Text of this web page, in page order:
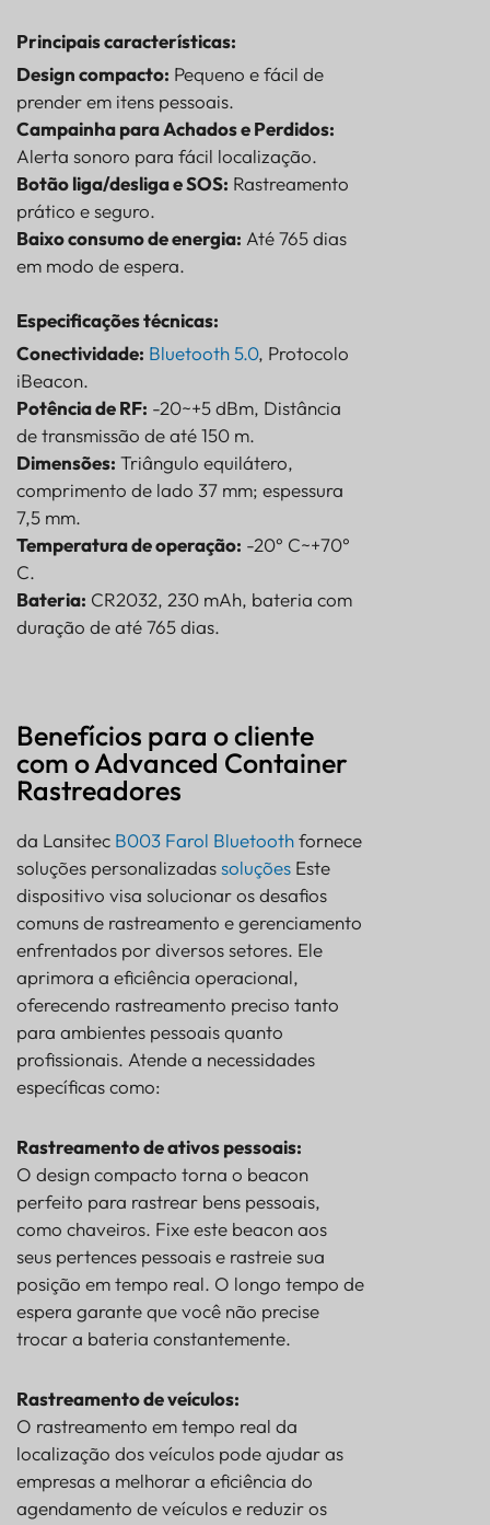
Principais características:
Design compacto: Pequeno e fácil de
prender em itens pessoais.
Campainha para Achados e Perdidos:
Alerta sonoro para fácil localização.
Botão liga/desliga e SOS: Rastreamento
prático e seguro.
Baixo consumo de energia: Até 765 dias
em modo de espera.
Especificações técnicas:
Conectividade: Bluetooth 5.0, Protocolo
iBeacon.
Potência de RF: -20~+5 dBm, Distância
de transmissão de até 150 m.
Dimensões: Triângulo equilátero,
comprimento de lado 37 mm; espessura
7,5 mm.
Temperatura de operação: -20° C~+70°
C.
Bateria: CR2032, 230 mAh, bateria com
duração de até 765 dias.
Benefícios para o cliente
com o Advanced Container
Rastreadores
da Lansitec B003 Farol Bluetoothfornece
soluções personalizadassoluções Este
dispositivo visa solucionar os desafios
comuns de rastreamento e gerenciamento
enfrentados por diversos setores. Ele
aprimora a eficiência operacional,
oferecendo rastreamento preciso tanto
para ambientes pessoais quanto
profissionais. Atende a necessidades
específicas como:
Rastreamento de ativos pessoais:
O design compacto torna o beacon
perfeito para rastrear bens pessoais,
como chaveiros. Fixe este beacon aos
seus pertences pessoais e rastreie sua
posição em tempo real. O longo tempo de
espera garante que você não precise
trocar a bateria constantemente.
Rastreamento de veículos:
O rastreamento em tempo real da
localização dos veículos pode ajudar as
empresas a melhorar a eficiência do
agendamento de veículos e reduzir os